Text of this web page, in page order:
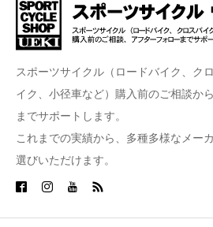
スポーツサイクル（ロードバイク、ク
イク、小径車など）購入前のご相談か
までサポートします。
これまでの実績から、多種多様なメー
選びいただけます。